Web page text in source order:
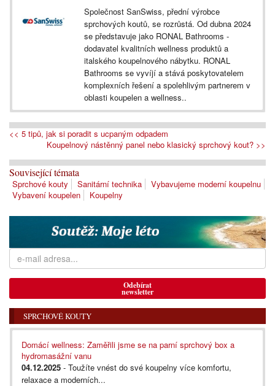
Společnost SanSwiss, přední výrobce
sprchových koutů, se rozrůstá. Od dubna 2024
se představuje jako RONAL Bathrooms -
dodavatel kvalitních wellness produktů a
italského koupelnového nábytku. RONAL
Bathrooms se vyvíjí a stává poskytovatelem
komplexních řešení a spolehlivým partnerem v
oblasti koupelen a wellness..
<< 5 tipů, jak si poradit s ucpaným odpadem
Koupelnový nástěnný panel nebo klasický sprchový kout? >>
Související témata
Sprchové kouty Sanitární technika
Vybavujeme moderní koupelnu
Vybavení koupelen
Koupelny
Odebírat
newsletter
SPRCHOVÉ KOUTY
Domácí wellness: Zaměřili jsme se na parní sprchový box a
hydromasážní vanu
04.12.2025 - Toužíte vnést do své koupelny více komfortu,
relaxace a moderních...